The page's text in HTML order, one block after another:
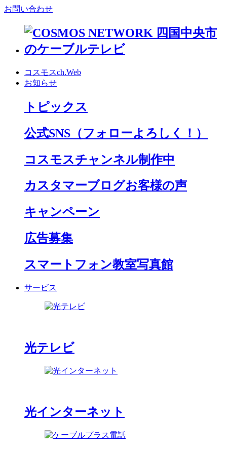
お問い合わせ
コスモスch.Web
お知らせ
トピックス
公式SNS （フォローよろしく！）
コスモスチャンネル制作中
カスタマーブログお客様の声
キャンペーン
広告募集
スマートフォン教室写真館
サービス
光テレビ
光インターネット